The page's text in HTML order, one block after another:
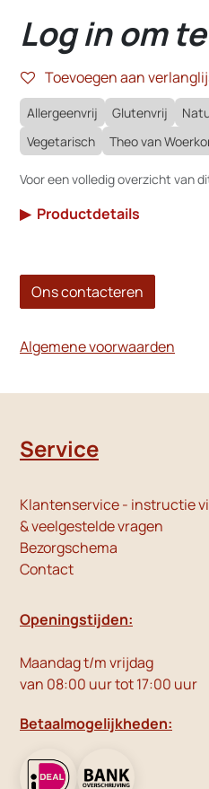
Log in om
Toevoegen aan
Allergeenvrij Glutenvrij
Vegetarisch
Theo van
Voor een volledig overzicht van
▶ Productdetails
Ons contacteren
Algemene voorwaarden
Service
Klantenservice - instructie
& veelgestelde vragen
Bezorgschema
Contact
Openingstijden:
Maandag t/m vrijdag
van 08:00 uur tot 17:00 uur
Betaalmogelijkheden: